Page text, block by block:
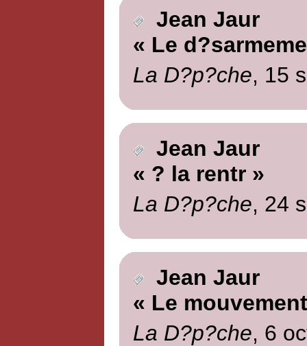
Jean Jaur
« Le
La D?p?che, 15
Jean Jaur
« ? la rentr »
La D?p?che, 24
Jean Jaur
« Le
La D?p?che, 6